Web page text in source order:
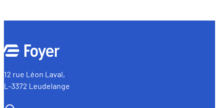
12 rue Léon Laval,
L-3372 Leudelange